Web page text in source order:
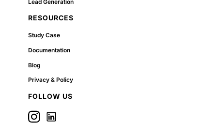
Lead Generation
RESOURCES
Study Case
Documentation
Blog
Privacy & Policy
FOLLOW US
Icon labelFollow us on Linkedin